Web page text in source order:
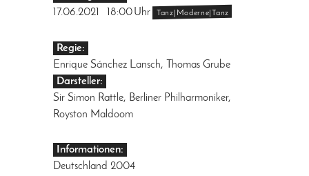
17.06.2021
18:00Uhr Tanz|Moderne|Tanz
Regie:
Enrique Sánchez Lansch, Thomas Grube
Darsteller:
Sir Simon Rattle, Berliner Philharmoniker,
Royston Maldoom
Informationen:
Deutschland 2004